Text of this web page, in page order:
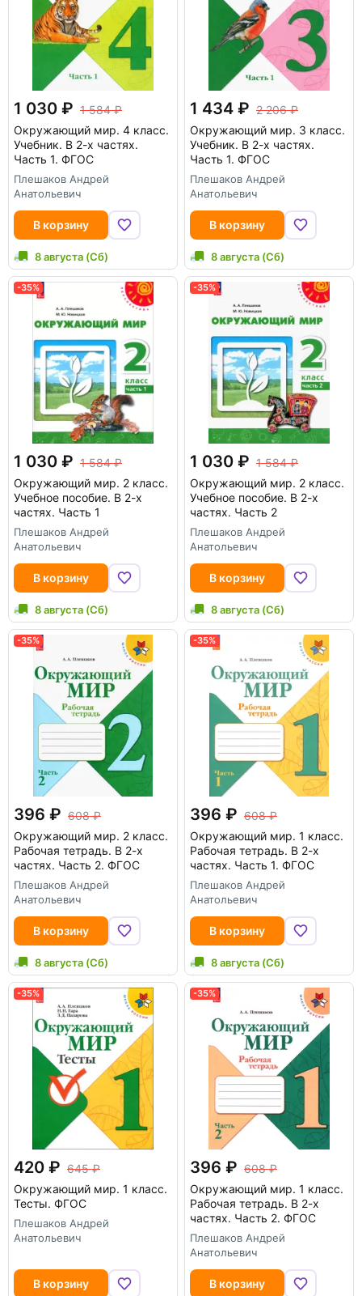
1 030
1 584
Окружающий мир. 4 класс.
Учебник. В 2-х частях.
Часть 1. ФГОС
Плешаков Андрей
Анатольевич
В корзину
8 августа (Сб)
1 434
2 206
Окружающий мир. 3 класс.
Учебник. В 2-х частях.
Часть 1. ФГОС
Плешаков Андрей
Анатольевич
В корзину
8 августа (Сб)
-35%
1 030
1 584
Окружающий мир. 2 класс.
Учебное пособие. В 2-х
частях. Часть 1
Плешаков Андрей
Анатольевич
В корзину
8 августа (Сб)
-35%
1 030
1 584
Окружающий мир. 2 класс.
Учебное пособие. В 2-х
частях. Часть 2
Плешаков Андрей
Анатольевич
В корзину
8 августа (Сб)
-35%
396
608
Окружающий мир. 2 класс.
Рабочая тетрадь. В 2-х
частях. Часть 2. ФГОС
Плешаков Андрей
Анатольевич
В корзину
8 августа (Сб)
-35%
396
608
Окружающий мир. 1 класс.
Рабочая тетрадь. В 2-х
частях. Часть 1. ФГОС
Плешаков Андрей
Анатольевич
В корзину
8 августа (Сб)
-35%
420
645
Окружающий мир. 1 класс.
Тесты. ФГОС
Плешаков Андрей
Анатольевич
В корзину
-35%
396
608
Окружающий мир. 1 класс.
Рабочая тетрадь. В 2-х
частях. Часть 2. ФГОС
Плешаков Андрей
Анатольевич
В корзину